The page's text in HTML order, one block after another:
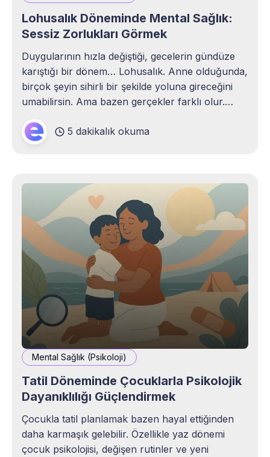
Lohusalık Döneminde Mental Sağlık:
Sessiz Zorlukları Görmek
Duygularının hızla değiştiği, gecelerin gündüze
karıştığı bir dönem… Lohusalık. Anne olduğunda,
birçok şeyin sihirli bir şekilde yoluna gireceğini
umabilirsin. Ama bazen gerçekler farklı olur.
olabilirsin; ya da kendini bir anda, beklemediğin
kadar savunmasız ve yalnız hissetmişsindir. Ne
5 dakikalık okuma
Mental Sağlık (Psikoloji)
Tatil Döneminde Çocuklarla Psikolojik
Dayanıklılığı Güçlendirmek
Çocukla tatil planlamak bazen hayal ettiğinden
daha karmaşık gelebilir. Özellikle yaz dönemi
çocuk psikolojisi, değişen rutinler ve yeni